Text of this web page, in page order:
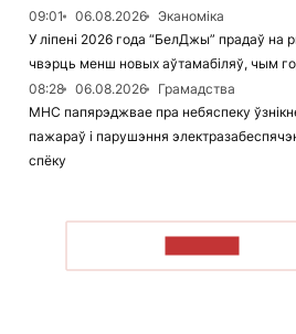
09:01
06.08.2026
Эканоміка
У ліпені 2026 года “БелДжы” прадаў на
чвэрць менш новых аўтамабіляў, чым
08:28
06.08.2026
Грамадства
МНС папярэджвае пра небяспеку
пажараў і парушэння
спёку